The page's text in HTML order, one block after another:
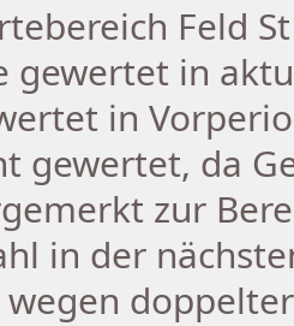
Feld
gewertet in
in
gewertet, da
zur
in der
wegen